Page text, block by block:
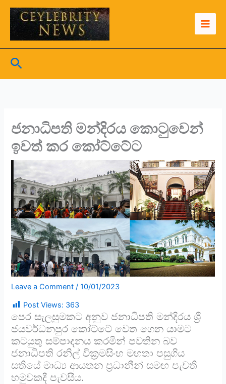
Skip
content
Search
ජනාධිපති මන්දිරය කොටුවෙන්
ඉවත් කර කෝට්ටේට
Leave a Comment /10/01/2023
Post Views: 363
පෙර සැලසුමකට අනුව ජනාධිපති මන්දිරය ශ්‍රී
ජයවර්ධනපුර කෝට්ටේ වෙත ගෙන යාමට
කටයුතු සම්පාදනය කරමින් පවතින බව
ජනාධිපති රනිල් වික්‍රමසිංහ මහතා පසුගිය
සතියේ මාධ්‍ය ආයතන ප්‍රධානීන් සමඟ පැවති
හමුවකදී පැවසීය.